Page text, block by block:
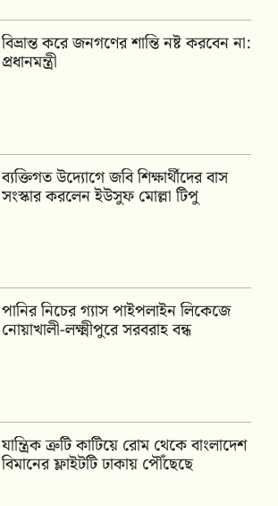
বিভ্রান্ত করে জনগণের শান্তি নষ্ট করবেন না:
প্রধানমন্ত্রী
ব্যক্তিগত উদ্যোগে জবি শিক্ষার্থীদের বাস
সংস্কার করলেন ইউসুফ মোল্লা টিপু
পানির নিচের গ্যাস পাইপলাইন লিকেজে
নোয়াখালী-লক্ষ্মীপুরে সরবরাহ বন্ধ
যান্ত্রিক ত্রুটি কাটিয়ে রোম থেকে বাংলাদেশ
বিমানের ফ্লাইটটি ঢাকায় পৌঁছেছে